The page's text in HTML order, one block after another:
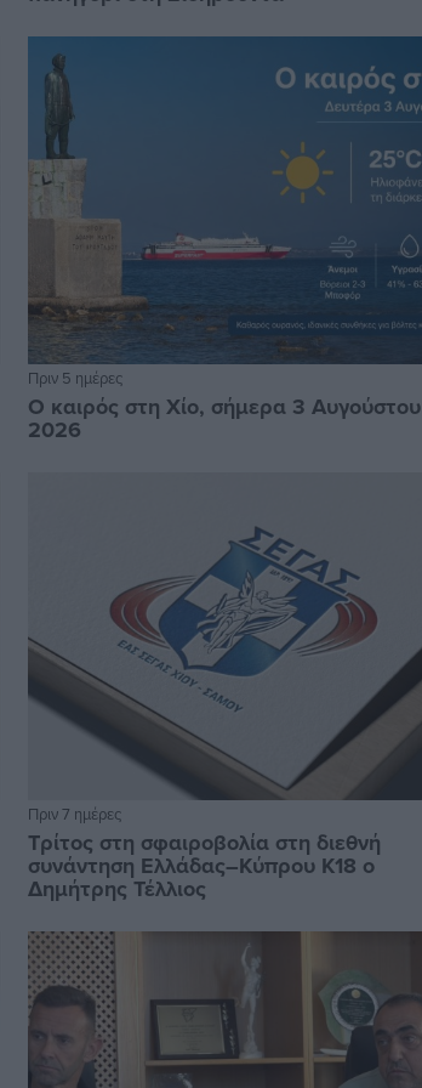
Πριν 5 ημέρες
Ο καιρός στη Χίο, σήμερα 3 Αυγούστου
2026
Πριν 7 ημέρες
Τρίτος στη σφαιροβολία στη διεθνή
συνάντηση Ελλάδας–Κύπρου Κ18 ο
Δημήτρης Τέλλιος